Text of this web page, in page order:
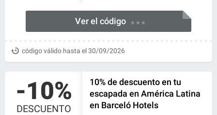
Ver el código * * *
código válido hasta el 30/09/2026
-10%
DESCUENTO
10% de descuento en tu
escapada en América Latina
en Barceló Hotels